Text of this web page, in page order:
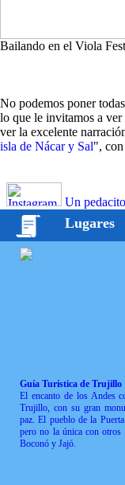
Bailando en el Viola
No podemos poner
lo que le invitamos a ver
ver la excelente
isla de Nácar y Sal",
Un
Lugares
Guía Turística de Trujillo
El encanto de los Andes
Trujillo, con su gran
paz. El pueblo de la
pero no la única con otros
Boconó y Jajó.